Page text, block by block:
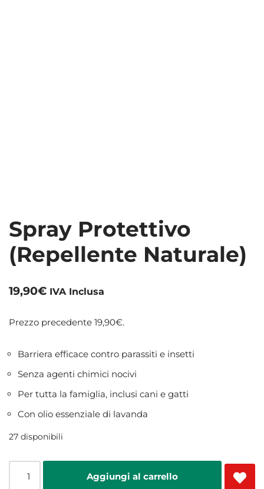
Spray Protettivo
(Repellente Naturale)
19,90€ IVA Inclusa
Prezzo precedente 19,90€.
Barriera efficace contro parassiti e insetti
Senza agenti chimici nocivi
Per tutta la famiglia, inclusi cani e gatti
Con olio essenziale di lavanda
27 disponibili
Aggiungi al carrello